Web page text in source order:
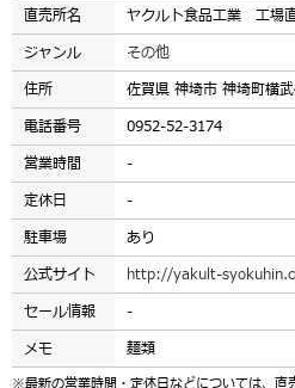
直売所名
ヤクルト食品工業 工場
ジャンル
その他
住所
佐賀県 神埼市 神埼町横
電話番号
0952-52-3174
営業時間
-
定休日
-
駐車場
あり
公式サイト
http://yakult-
セール情報
-
メモ
麺類
※最新の営業時間・定休日などについては、直